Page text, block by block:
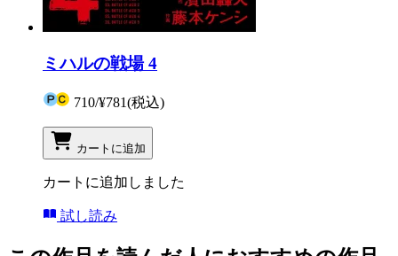
ミハルの戦場 4
710/¥781(税込)
カートに追加
カートに追加しました
試し読み